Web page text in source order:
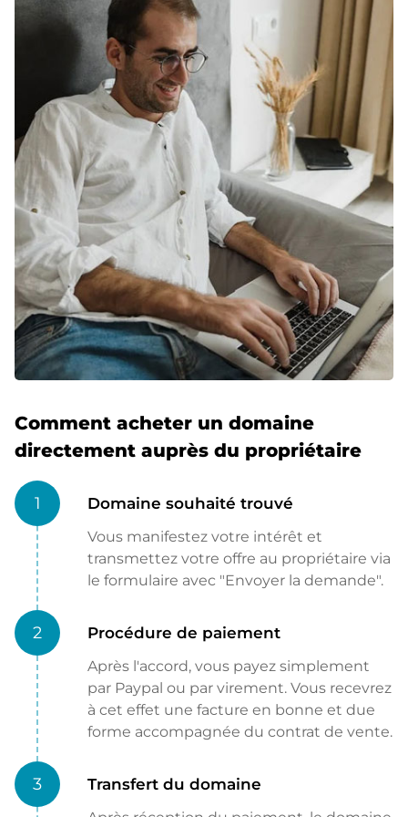
Comment acheter un domaine
directement auprès du propriétaire
1 Domaine souhaité trouvé
Vous manifestez votre intérêt et
transmettez votre offre au propriétaire via
le formulaire avec "Envoyer la demande".
2 Procédure de paiement
Après l'accord, vous payez simplement
par Paypal ou par virement. Vous recevrez
à cet effet une facture en bonne et due
forme accompagnée du contrat de vente.
3 Transfert du domaine